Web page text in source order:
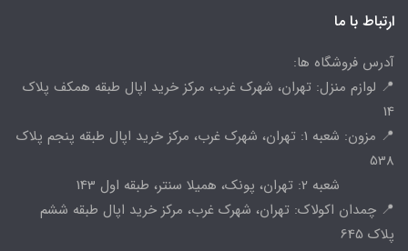
ارتباط با ما
آدرس فروشگاه ها:
📍 لوازم منزل: تهران، شهرک غرب، مرکز خرید اپال طبقه همکف پلاک
14
📍 مزون: شعبه 1: تهران، شهرک غرب، مرکز خرید اپال طبقه پنجم پلاک
538
شعبه 2: تهران، پونک، همیلا سنتر، طبقه اول 143
📍 چمدان اکولاک: تهران، شهرک غرب، مرکز خرید اپال طبقه ششم
پلاک 645